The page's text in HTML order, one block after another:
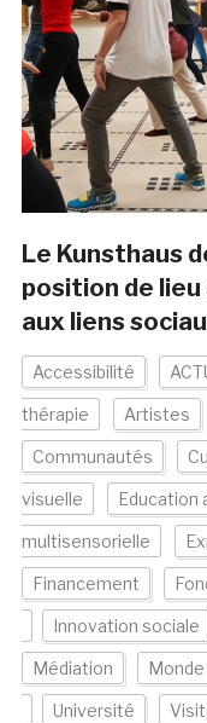
Le Kunsthaus
position de lieu
aux liens
Accessibilité
thérapie Artistes
Communautés
visuelle Education
multisensorielle
Financement
Innovation sociale
Médiation Monde
Université